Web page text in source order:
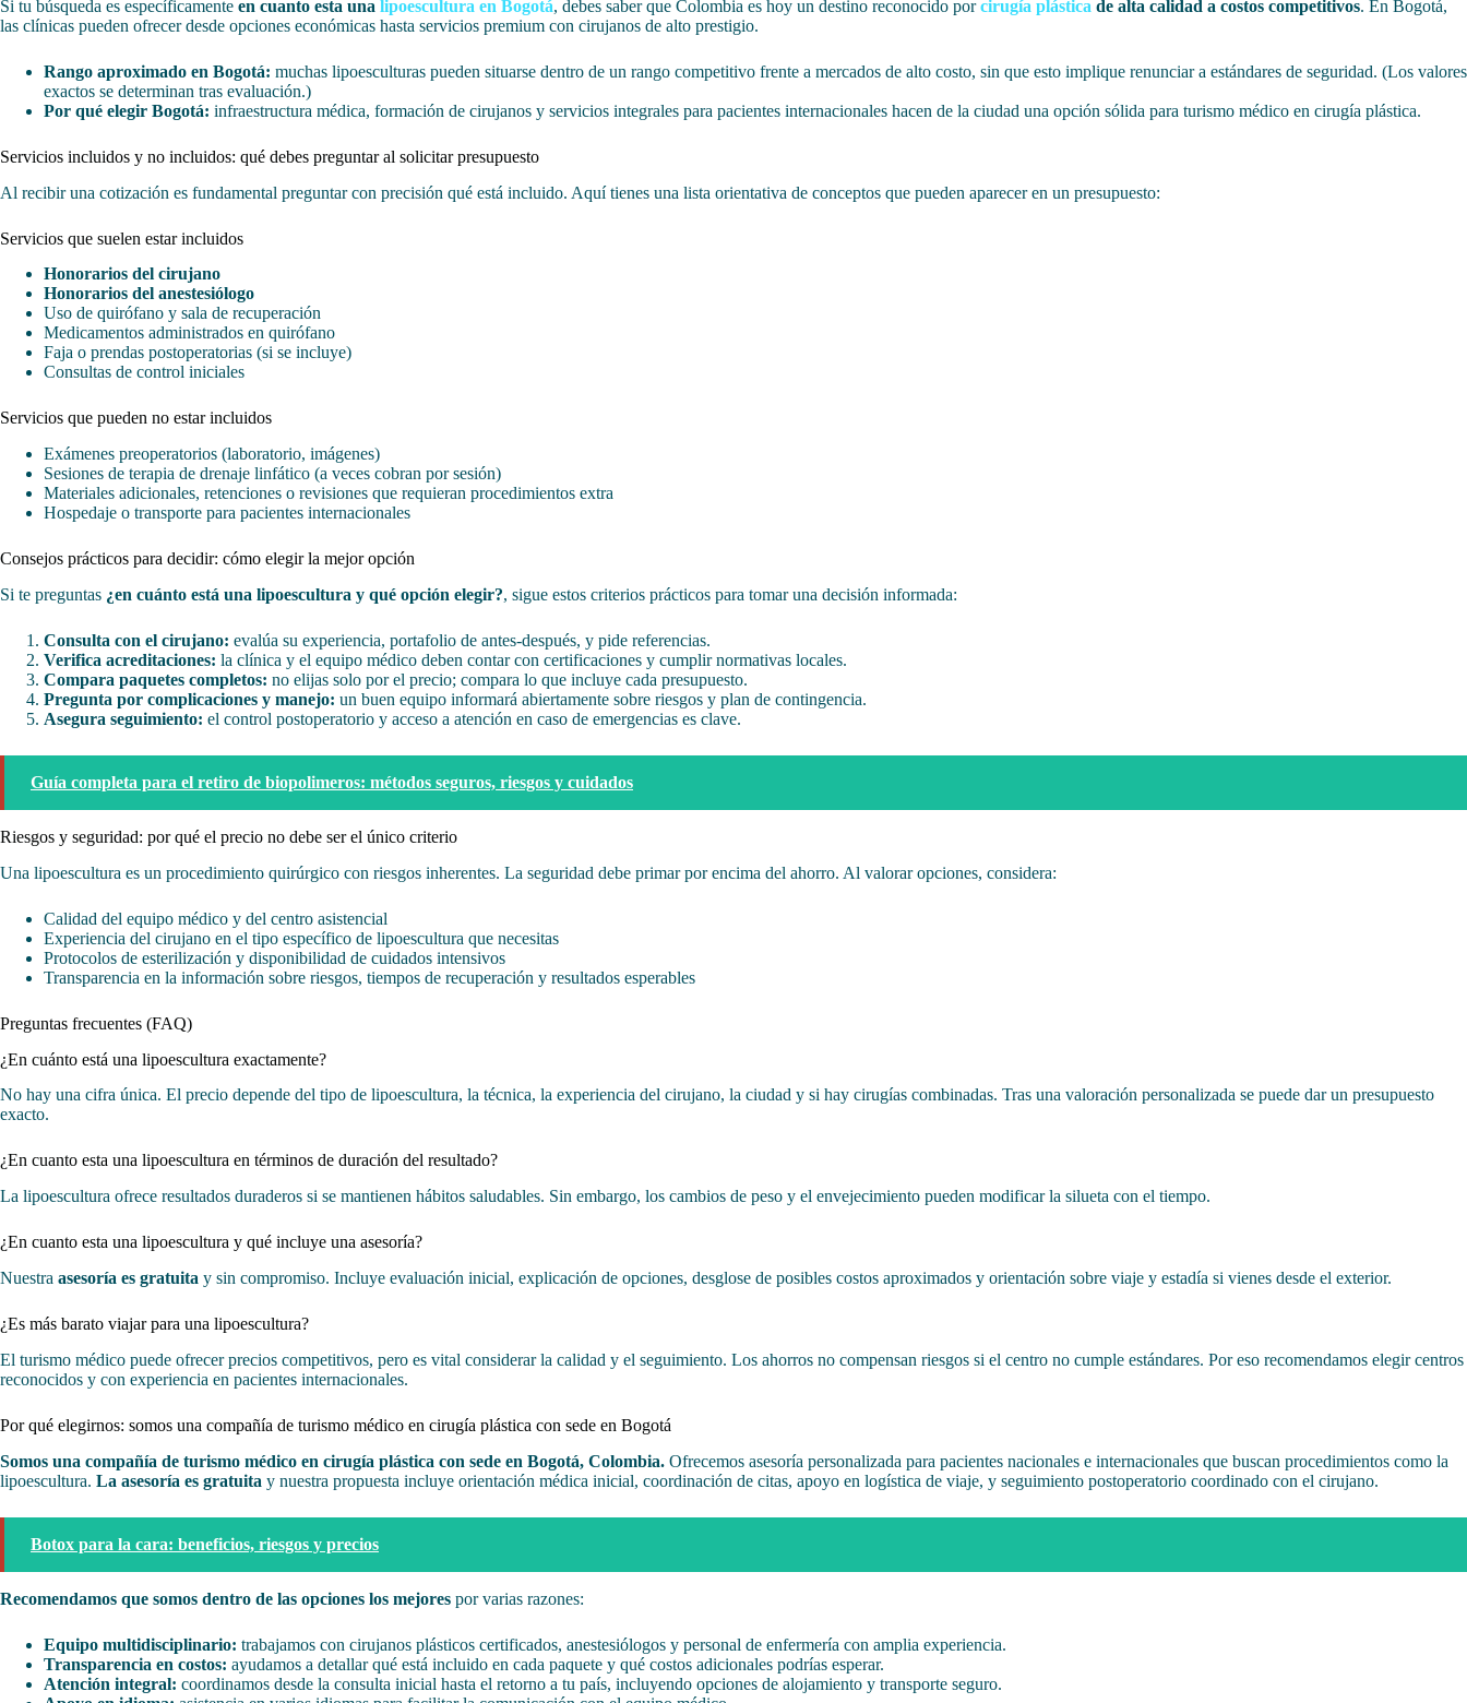
Si tu búsqueda es específicamente en cuanto esta una lipoescultura en Bogotá, debes saber que Colombia es hoy un destino reconocido porcirugía plástica de alta calidad a costos competitivos. En Bogotá,
las clínicas pueden ofrecer desde opciones económicas hasta servicios premium con cirujanos de alto prestigio.
Rango aproximado en Bogotá: muchas lipoesculturas pueden situarse dentro de un rango competitivo frente a mercados de alto costo, sin que esto implique renunciar a estándares de seguridad. (Los valores
exactos se determinan tras evaluación.)
Por qué elegir Bogotá: infraestructura médica, formación de cirujanos y servicios integrales para pacientes internacionales hacen de la ciudad una opción sólida para turismo médico en cirugía plástica.
Servicios incluidos y no incluidos: qué debes preguntar al solicitar presupuesto
Al recibir una cotización es fundamental preguntar con precisión qué está incluido. Aquí tienes una lista orientativa de conceptos que pueden aparecer en un presupuesto:
Servicios que suelen estar incluidos
Honorarios del cirujano
Honorarios del anestesiólogo
Uso de quirófano y sala de recuperación
Medicamentos administrados en quirófano
Faja o prendas postoperatorias (si se incluye)
Consultas de control iniciales
Servicios que pueden no estar incluidos
Exámenes preoperatorios (laboratorio, imágenes)
Sesiones de terapia de drenaje linfático (a veces cobran por sesión)
Materiales adicionales, retenciones o revisiones que requieran procedimientos extra
Hospedaje o transporte para pacientes internacionales
Consejos prácticos para decidir: cómo elegir la mejor opción
Si te preguntas ¿en cuánto está una lipoescultura y qué opción elegir?, sigue estos criterios prácticos para tomar una decisión informada:
Consulta con el cirujano: evalúa su experiencia, portafolio de antes-después, y pide referencias.
Verifica acreditaciones: la clínica y el equipo médico deben contar con certificaciones y cumplir normativas locales.
Compara paquetes completos: no elijas solo por el precio; compara lo que incluye cada presupuesto.
Pregunta por complicaciones y manejo: un buen equipo informará abiertamente sobre riesgos y plan de contingencia.
Asegura seguimiento: el control postoperatorio y acceso a atención en caso de emergencias es clave.
Guía completa para el retiro de biopolimeros: métodos seguros, riesgos y cuidados
Riesgos y seguridad: por qué el precio no debe ser el único criterio
Una lipoescultura es un procedimiento quirúrgico con riesgos inherentes. La seguridad debe primar por encima del ahorro. Al valorar opciones, considera:
Calidad del equipo médico y del centro asistencial
Experiencia del cirujano en el tipo específico de lipoescultura que necesitas
Protocolos de esterilización y disponibilidad de cuidados intensivos
Transparencia en la información sobre riesgos, tiempos de recuperación y resultados esperables
Preguntas frecuentes (FAQ)
¿En cuánto está una lipoescultura exactamente?
No hay una cifra única. El precio depende del tipo de lipoescultura, la técnica, la experiencia del cirujano, la ciudad y si hay cirugías combinadas. Tras una valoración personalizada se puede dar un presupuesto
exacto.
¿En cuanto esta una lipoescultura en términos de duración del resultado?
La lipoescultura ofrece resultados duraderos si se mantienen hábitos saludables. Sin embargo, los cambios de peso y el envejecimiento pueden modificar la silueta con el tiempo.
¿En cuanto esta una lipoescultura y qué incluye una asesoría?
Nuestra asesoría es gratuita y sin compromiso. Incluye evaluación inicial, explicación de opciones, desglose de posibles costos aproximados y orientación sobre viaje y estadía si vienes desde el exterior.
¿Es más barato viajar para una lipoescultura?
El turismo médico puede ofrecer precios competitivos, pero es vital considerar la calidad y el seguimiento. Los ahorros no compensan riesgos si el centro no cumple estándares. Por eso recomendamos elegir centros
reconocidos y con experiencia en pacientes internacionales.
Por qué elegirnos: somos una compañía de turismo médico en cirugía plástica con sede en Bogotá
Somos una compañía de turismo médico en cirugía plástica con sede en Bogotá, Colombia. Ofrecemos asesoría personalizada para pacientes nacionales e internacionales que buscan procedimientos como la
lipoescultura. La asesoría es gratuita y nuestra propuesta incluye orientación médica inicial, coordinación de citas, apoyo en logística de viaje, y seguimiento postoperatorio coordinado con el cirujano.
Botox para la cara: beneficios, riesgos y precios
Recomendamos que somos dentro de las opciones los mejores por varias razones:
Equipo multidisciplinario: trabajamos con cirujanos plásticos certificados, anestesiólogos y personal de enfermería con amplia experiencia.
Transparencia en costos: ayudamos a detallar qué está incluido en cada paquete y qué costos adicionales podrías esperar.
Atención integral: coordinamos desde la consulta inicial hasta el retorno a tu país, incluyendo opciones de alojamiento y transporte seguro.